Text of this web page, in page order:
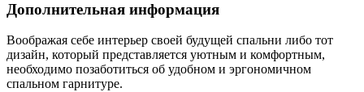
Дополнительная информация
Воображая себе интерьер своей будущей спальни либо тот
дизайн, который представляется уютным и комфортным,
необходимо позаботиться об удобном и эргономичном
спальном гарнитуре.